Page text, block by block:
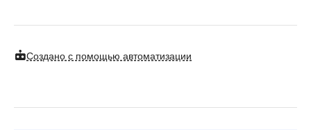
Создано с помощью автоматизации